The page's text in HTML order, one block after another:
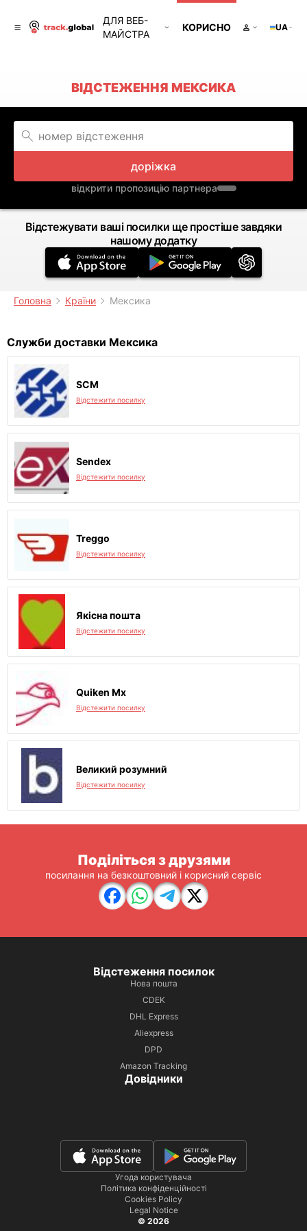
ДЛЯ ВЕБ-
МАЙСТРА
КОРИСНО UA
ВІДСТЕЖЕННЯ МЕКСИКА
доріжка
відкрити пропозицію партнера
Відстежувати ваші посилки ще простіше завдяки
нашому додатку
Головна Країни Мексика
Служби доставки Мексика
SCM
Відстежити посилку
Sendex
Відстежити посилку
Treggo
Відстежити посилку
Якісна пошта
Відстежити посилку
Quiken Mx
Відстежити посилку
Великий розумний
Відстежити посилку
Поділіться з друзями
посилання на безкоштовний і корисний сервіс
Відстеження посилок
Нова пошта
CDEK
DHL Express
Aliexpress
DPD
Amazon Tracking
Довідники
Угода користувача
Політика конфіденційності
Cookies Policy
Legal Notice
© 2026